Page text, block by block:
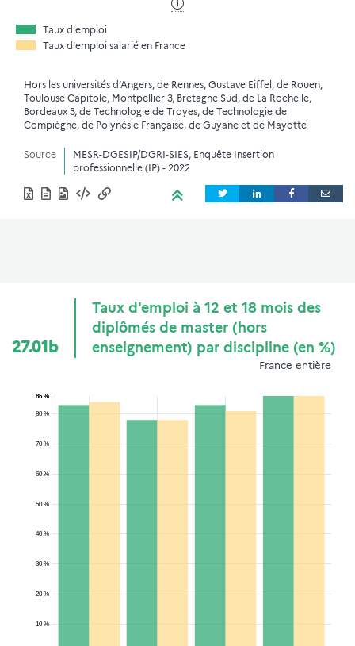
Taux d'emploi
Taux d'emploi salarié en France
Hors les universités d’Angers, de Rennes, Gustave Eiffel, de Rouen,
Toulouse Capitole, Montpellier 3, Bretagne Sud, de La Rochelle,
Bordeaux 3, de Technologie de Troyes, de Technologie de
Compiègne, de Polynésie Française, de Guyane et de Mayotte
Source
MESR-DGESIP/DGRI-SIES, Enquête Insertion
professionnelle (IP) - 2022
27.01b
Taux d'emploi à 12 et 18 mois des
diplômés de master (hors
enseignement) par discipline (en %)
France entière
10 %
20 %
30 %
40 %
50 %
60 %
70 %
80 %
86 %